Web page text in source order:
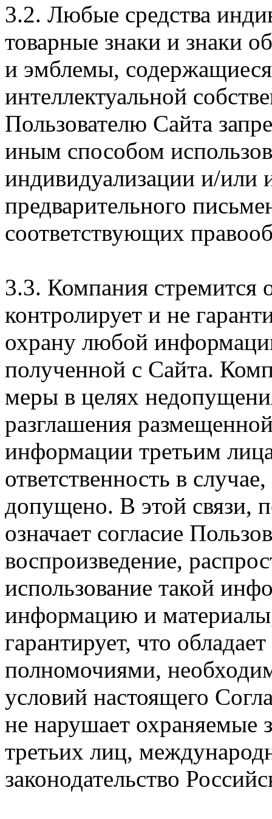
3.2. Любые средства
товарные знаки и знаки
и эмблемы,
интеллектуальной
Пользователю Сайта
иным способом
индивидуализации и/или
предварительного
соответствующих
3.3. Компания стремится
контролирует и не
охрану любой
полученной с Сайта.
меры в целях
разглашения
информации третьим
ответственность в
допущено. В этой связи,
означает согласие
воспроизведение,
использование такой
информацию и
гарантирует, что
полномочиями,
условий настоящего
не нарушает охраняемые
третьих лиц,
законодательство